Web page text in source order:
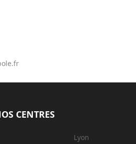
CENTRES
Lyon